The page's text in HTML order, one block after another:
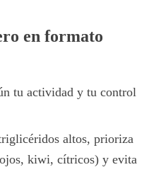
en formato
tu actividad y tu control
altos, prioriza
kiwi, cítricos) y evita